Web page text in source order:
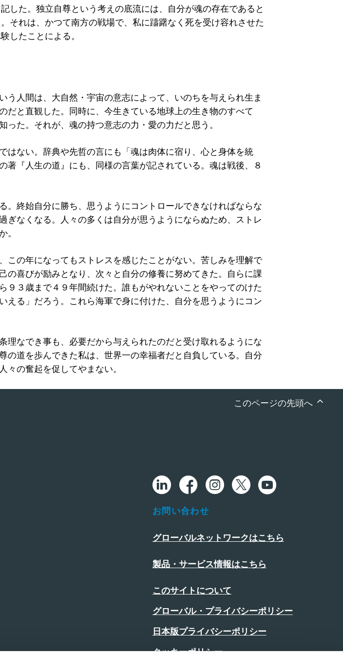
記した。独立自尊という考えの底流には、自分が魂の存在であると
それは、かつて南方の戦場で、私に躊躇なく死を受け容れさせた
したことによる。
人間は、大自然・宇宙の意志によって、いのちを与えられ生ま
と直観した。同時に、今生きている地球上の生き物のすべて
た。それが、魂の持つ意志の力・愛の力だと思う。
ない。辞典や先哲の言にも「魂は肉体に宿り、心と身体を統
『人生の道』にも、同様の言葉が記されている。魂は戦後、８
終始自分に勝ち、思うようにコントロールできなければならな
なくなる。人々の多くは自分が思うようにならぬため、ストレ
。
の年になってもストレスを感じたことがない。苦しみを理解で
の喜びが励みとなり、次々と自分の修養に努めてきた。自らに課
９３歳まで４９年間続けた。誰もがやれないことをやってのけた
る」だろう。これら海軍で身に付けた、自分を思うようにコン
なでき事も、必要だから与えられたのだと受け取れるようにな
の道を歩んできた私は、世界一の幸福者だと自負している。自分
の奮起を促してやまない。
このページの先頭へ
お問い合わせ
グローバルネットワークはこちら
製品・サービス情報はこちら
このサイトについて
グローバル・プライバシーポリシー
日本版プライバシーポリシー
クッキーポリシー